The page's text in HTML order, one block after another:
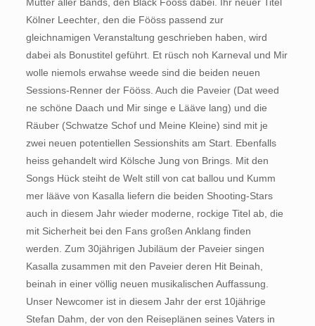
Mutter aller Bands, den Bläck Fööss dabei. Ihr neuer Titel
Kölner Leechter, den die Fööss passend zur
gleichnamigen Veranstaltung geschrieben haben, wird
dabei als Bonustitel geführt. Et rüsch noh Karneval und Mir
wolle niemols erwahse weede sind die beiden neuen
Sessions-Renner der Fööss. Auch die Paveier (Dat weed
ne schöne Daach und Mir singe e Lääve lang) und die
Räuber (Schwatze Schof und Meine Kleine) sind mit je
zwei neuen potentiellen Sessionshits am Start. Ebenfalls
heiss gehandelt wird Kölsche Jung von Brings. Mit den
Songs Hück steiht de Welt still von cat ballou und Kumm
mer lääve von Kasalla liefern die beiden Shooting-Stars
auch in diesem Jahr wieder moderne, rockige Titel ab, die
mit Sicherheit bei den Fans großen Anklang finden
werden. Zum 30jährigen Jubiläum der Paveier singen
Kasalla zusammen mit den Paveier deren Hit Beinah,
beinah in einer völlig neuen musikalischen Auffassung.
Unser Newcomer ist in diesem Jahr der erst 10jährige
Stefan Dahm, der von den Reiseplänen seines Vaters in